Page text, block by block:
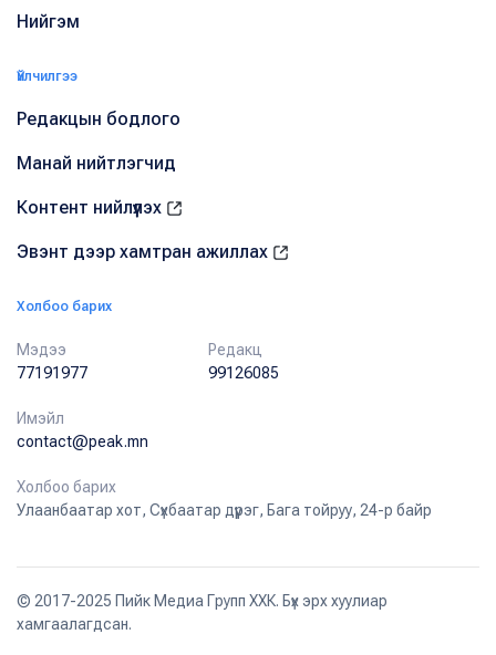
Нийгэм
Үйлчилгээ
Редакцын бодлого
Манай нийтлэгчид
Контент нийлүүлэх
Эвэнт дээр хамтран ажиллах
Холбоо барих
Мэдээ
77191977
Редакц
99126085
Имэйл
contact@peak.mn
Холбоо барих
Улаанбаатар хот, Сүхбаатар дүүрэг, Бага тойруу, 24-р байр
© 2017-2025 Пийк Медиа Групп ХХК. Бүх эрх хуулиар
хамгаалагдсан.